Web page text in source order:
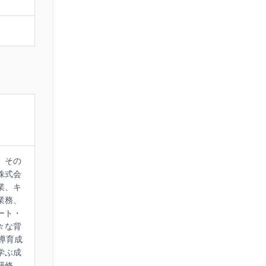
その
式会
、キ
、
ト・
な背
育成
ぶ成